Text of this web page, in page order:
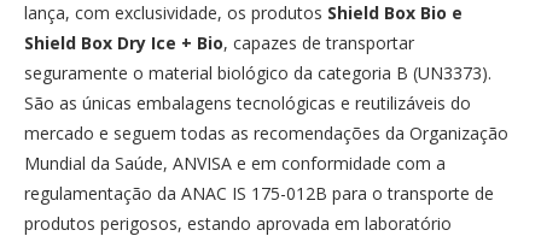
lança, com exclusividade, os produtos Shield Box Bio e
Shield Box Dry Ice + Bio, capazes de transportar
seguramente o material biológico da categoria B (UN3373).
São as únicas embalagens tecnológicas e reutilizáveis do
mercado e seguem todas as recomendações da Organização
Mundial da Saúde, ANVISA e em conformidade com a
regulamentação da ANAC IS 175-012B para o transporte de
produtos perigosos, estando aprovada em laboratório